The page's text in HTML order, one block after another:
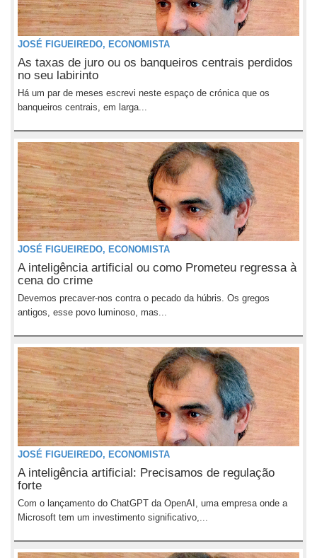
JOSÉ FIGUEIREDO, ECONOMISTA
As taxas de juro ou os banqueiros centrais perdidos
no seu labirinto
Há um par de meses escrevi neste espaço de crónica que os
banqueiros centrais, em larga...
JOSÉ FIGUEIREDO, ECONOMISTA
A inteligência artificial ou como Prometeu regressa à
cena do crime
Devemos precaver-nos contra o pecado da húbris. Os gregos
antigos, esse povo luminoso, mas...
JOSÉ FIGUEIREDO, ECONOMISTA
A inteligência artificial: Precisamos de regulação
forte
Com o lançamento do ChatGPT da OpenAI, uma empresa onde a
Microsoft tem um investimento significativo,...